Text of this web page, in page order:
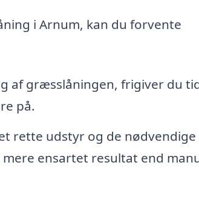
i Arnum, kan du forvente
af græsslåningen, frigiver du
på.
rette udstyr og de nødvendige
ensartet resultat end